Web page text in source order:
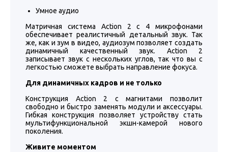
Умное аудио
Матричная система Action 2 с 4 микрофонами
обеспечивает реалистичный детальный звук. Так
же, как и зум в видео, аудиозум позволяет создать
динамичный качественный звук. Action 2
записывает звук с нескольких углов, так что вы с
легкостью сможете выбрать направление фокуса.
Для динамичных кадров и не только
Конструкция Action 2 с магнитами позволит
свободно и быстро заменять модули и аксессуары.
Гибкая конструкция позволяет устройству стать
мультифункциональной экшн-камерой нового
поколения.
Живите моментом